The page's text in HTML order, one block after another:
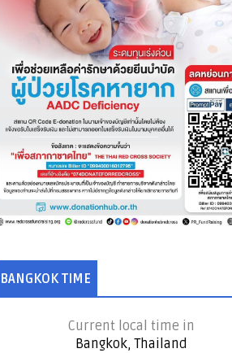
BANGKOK TIME
Current local time in
Bangkok, Thailand